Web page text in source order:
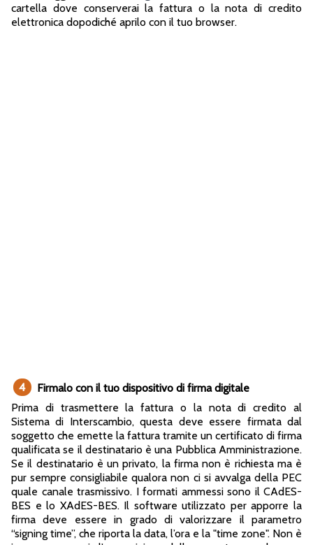
cartella dove conserverai la fattura o la nota di credito
elettronica dopodiché aprilo con il tuo browser.
4
Firmalo con il tuo dispositivo di firma digitale
Prima di trasmettere la fattura o la nota di credito al
Sistema di Interscambio, questa deve essere firmata dal
soggetto che emette la fattura tramite un certificato di firma
qualificata se il destinatario è una Pubblica Amministrazione.
Se il destinatario è un privato, la firma non è richiesta ma è
pur sempre consigliabile qualora non ci si avvalga della PEC
quale canale trasmissivo. I formati ammessi sono il CAdES-
BES e lo XAdES-BES. Il software utilizzato per apporre la
firma deve essere in grado di valorizzare il parametro
“signing time”, che riporta la data, l’ora e la "time zone". Non è